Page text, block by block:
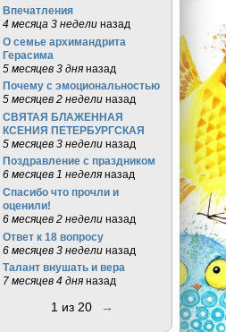
Впечатления
4 месяца 3 неделиназад
О семье архимандрита
Герасима
5 месяцев 3 дняназад
Почему с эмоциональностью
5 месяцев 2 неделиназад
СВЯТАЯ БЛАЖЕННАЯ
КСЕНИЯ ПЕТЕРБУРГСКАЯ
5 месяцев 3 неделиназад
Поздравление с праздником
6 месяцев 1 неделяназад
Спасибо что прочли и
оценили!
6 месяцев 2 неделиназад
Ответ к 18 вопросу
6 месяцев 3 неделиназад
Талант внушать и вера
7 месяцев 4 дняназад
1 из 20 →